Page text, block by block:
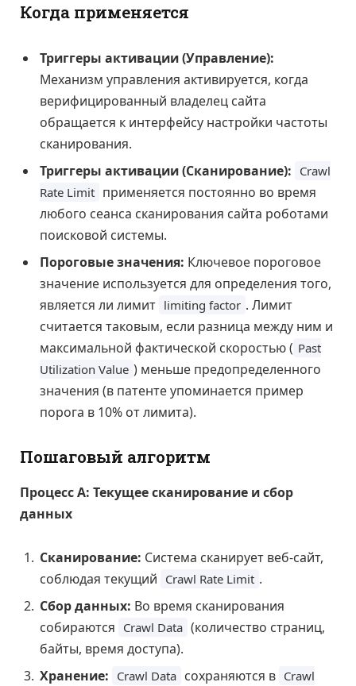
Когда применяется
Триггеры активации (Управление):
Механизм управления активируется, когда
верифицированный владелец сайта
обращается к интерфейсу настройки частоты
сканирования.
Триггеры активации (Сканирование): Crawl
Rate Limit применяется постоянно во время
любого сеанса сканирования сайта роботами
поисковой системы.
Пороговые значения: Ключевое пороговое
значение используется для определения того,
является ли лимит limiting factor . Лимит
считается таковым, если разница между ним и
максимальной фактической скоростью ( Past
Utilization Value ) меньше предопределенного
значения (в патенте упоминается пример
порога в 10% от лимита).
Пошаговый алгоритм
Процесс А: Текущее сканирование и сбор
данных
Сканирование: Система сканирует веб-сайт,
соблюдая текущий Crawl Rate Limit .
Сбор данных: Во время сканирования
собираются Crawl Data (количество страниц,
байты, время доступа).
Хранение: Crawl Data сохраняются в Crawl